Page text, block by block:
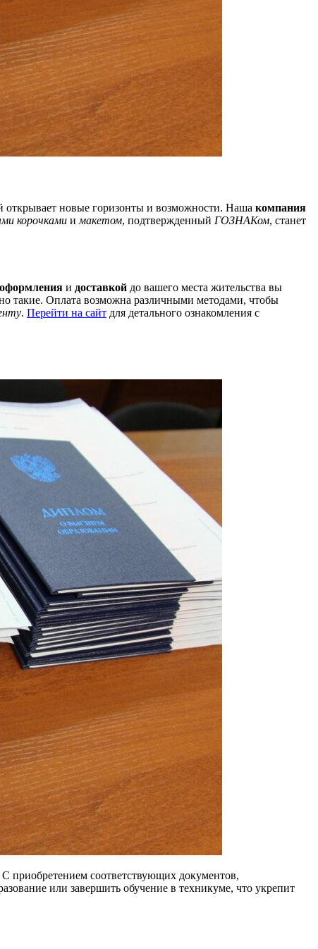
открывает новые горизонты и возможности. Наша компания
корочками и макетом, подтвержденный ГОЗНАКом, станет
и доставкой до вашего места жительства вы
такие. Оплата возможна различными методами, чтобы
. Перейти на сайт для детального ознакомления с
приобретением соответствующих документов,
или завершить обучение в техникуме, что укрепит